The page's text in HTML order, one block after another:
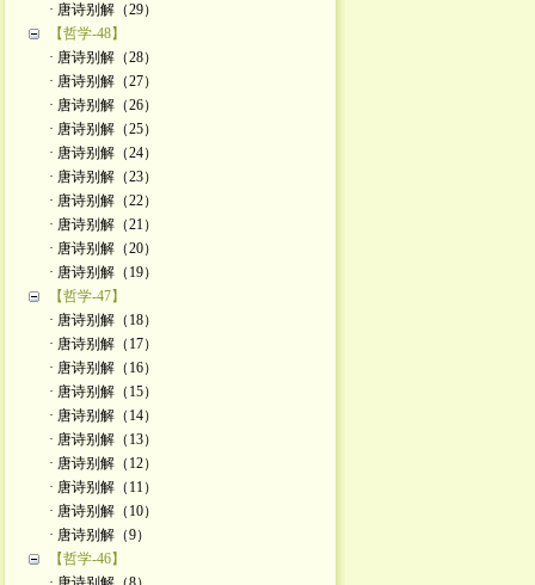
· 唐诗别解（29）
【哲学-48】
· 唐诗别解（28）
· 唐诗别解（27）
· 唐诗别解（26）
· 唐诗别解（25）
· 唐诗别解（24）
· 唐诗别解（23）
· 唐诗别解（22）
· 唐诗别解（21）
· 唐诗别解（20）
· 唐诗别解（19）
【哲学-47】
· 唐诗别解（18）
· 唐诗别解（17）
· 唐诗别解（16）
· 唐诗别解（15）
· 唐诗别解（14）
· 唐诗别解（13）
· 唐诗别解（12）
· 唐诗别解（11）
· 唐诗别解（10）
· 唐诗别解（9）
【哲学-46】